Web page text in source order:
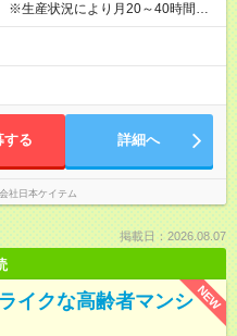
※生産状況により月20～40時間程
務時間が1時間前後ずれる可能性あ
する 詳細へ
社日本ケイテム
掲載日：2026.08.07
NEW
イクな高齢者マンシ